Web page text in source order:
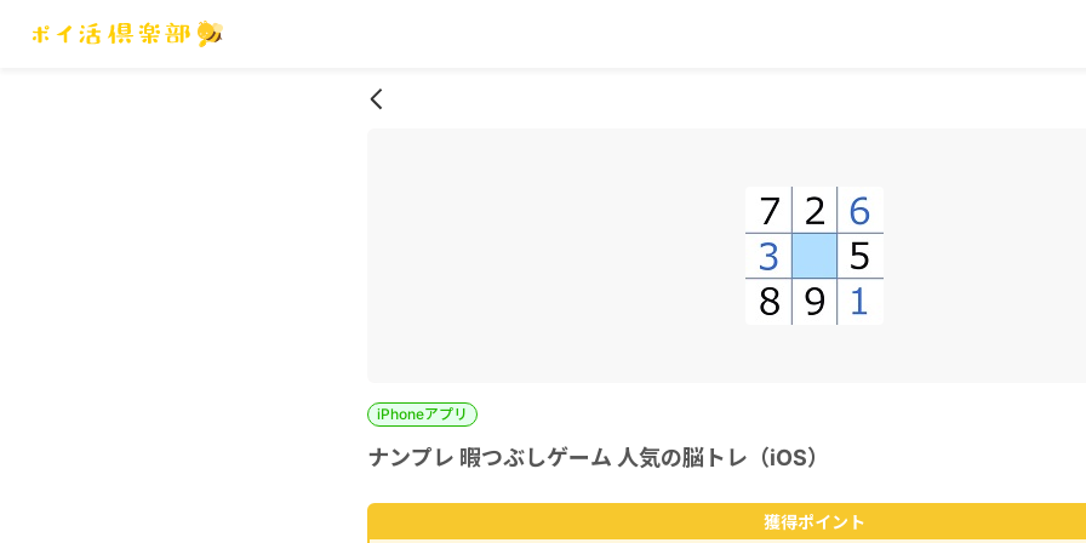
iPhoneアプリ
ナンプレ 暇つぶしゲーム 人気の脳トレ（iOS）
獲得ポイント